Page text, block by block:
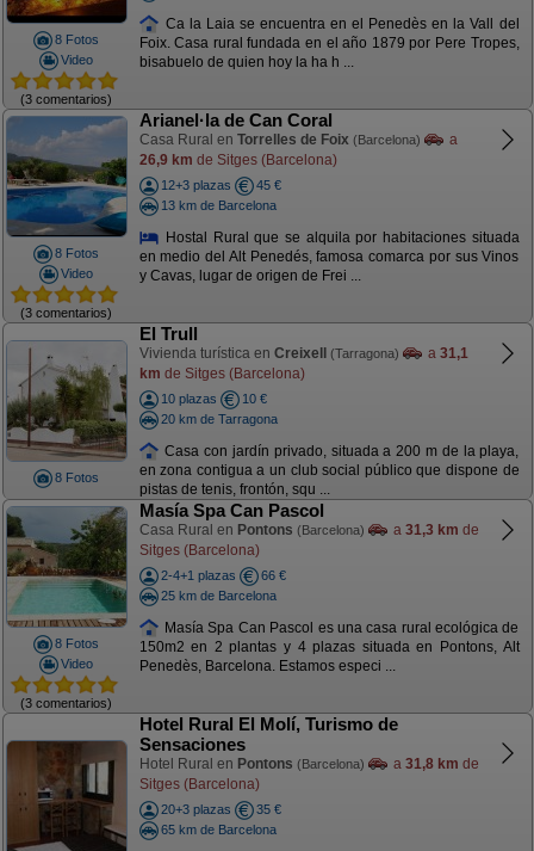
8 Fotos
Video
(3 comentarios)
Ca la Laia se encuentra en el Penedès en la Vall del
Foix. Casa rural fundada en el año 1879 por Pere Tropes,
bisabuelo de quien hoy la ha h ...
8 Fotos
Video
(3 comentarios)
Arianel·la de Can Coral
Casa Rural en Torrelles de Foix (Barcelona)
a
26,9 km de Sitges (Barcelona)
12+3 plazas
45 €
13 km de Barcelona
Hostal Rural que se alquila por habitaciones situada
en medio del Alt Penedés, famosa comarca por sus Vinos
y Cavas, lugar de origen de Frei ...
8 Fotos
El Trull
Vivienda turística en Creixell (Tarragona) a 31,1
km de Sitges (Barcelona)
10 plazas
10 €
20 km de Tarragona
Casa con jardín privado, situada a 200 m de la playa,
en zona contigua a un club social público que dispone de
pistas de tenis, frontón, squ ...
8 Fotos
Video
(3 comentarios)
Masía Spa Can Pascol
Casa Rural en Pontons (Barcelona) a 31,3 km de
Sitges (Barcelona)
2-4+1 plazas
66 €
25 km de Barcelona
Masía Spa Can Pascol es una casa rural ecológica de
150m2 en 2 plantas y 4 plazas situada en Pontons, Alt
Penedès, Barcelona. Estamos especi ...
Hotel Rural El Molí, Turismo de
Sensaciones
Hotel Rural en Pontons (Barcelona) a 31,8 km de
Sitges (Barcelona)
20+3 plazas
35 €
65 km de Barcelona